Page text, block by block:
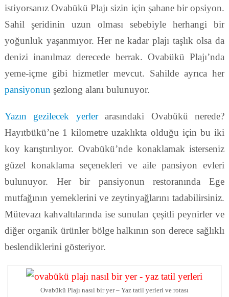
istiyorsanız Ovabükü Plajı sizin için şahane bir opsiyon.
Sahil şeridinin uzun olması sebebiyle herhangi bir
yoğunluk yaşanmıyor. Her ne kadar plajı taşlık olsa da
denizi inanılmaz derecede berrak. Ovabükü Plajı’nda
yeme-içme gibi hizmetler mevcut. Sahilde ayrıca her
pansiyonun şezlong alanı bulunuyor.
Yazın gezilecek yerlerarasındaki Ovabükü nerede?
Hayıtbükü’ne 1 kilometre uzaklıkta olduğu için bu iki
koy karıştırılıyor. Ovabükü’nde konaklamak isterseniz
güzel konaklama seçenekleri ve aile pansiyon evleri
bulunuyor. Her bir pansiyonun restoranında Ege
mutfağının yemeklerini ve zeytinyağlarını tadabilirsiniz.
Mütevazı kahvaltılarında ise sunulan çeşitli peynirler ve
diğer organik ürünler bölge halkının son derece sağlıklı
beslendiklerini gösteriyor.
Ovabükü Plajı nasıl bir yer – Yaz tatil yerleri ve rotası